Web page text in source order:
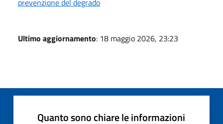
Ultimo aggiornamento: 18 maggio 2026, 23:23
Quanto sono chiare le informazioni